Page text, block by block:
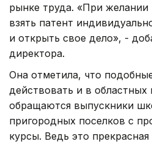
рынке труда. «При
взять патент
и открыть свое дело», -
директора.
Она отметила, что
действовать и в областных
обращаются выпускники
пригородных поселков с
курсы. Ведь это